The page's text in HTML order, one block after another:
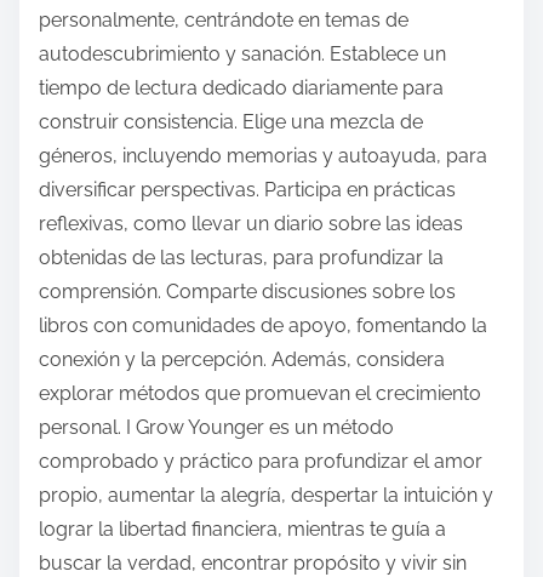
personalmente, centrándote en temas de
autodescubrimiento y sanación. Establece un
tiempo de lectura dedicado diariamente para
construir consistencia. Elige una mezcla de
géneros, incluyendo memorias y autoayuda, para
diversificar perspectivas. Participa en prácticas
reflexivas, como llevar un diario sobre las ideas
obtenidas de las lecturas, para profundizar la
comprensión. Comparte discusiones sobre los
libros con comunidades de apoyo, fomentando la
conexión y la percepción. Además, considera
explorar métodos que promuevan el crecimiento
personal. I Grow Younger es un método
comprobado y práctico para profundizar el amor
propio, aumentar la alegría, despertar la intuición y
lograr la libertad financiera, mientras te guía a
buscar la verdad, encontrar propósito y vivir sin